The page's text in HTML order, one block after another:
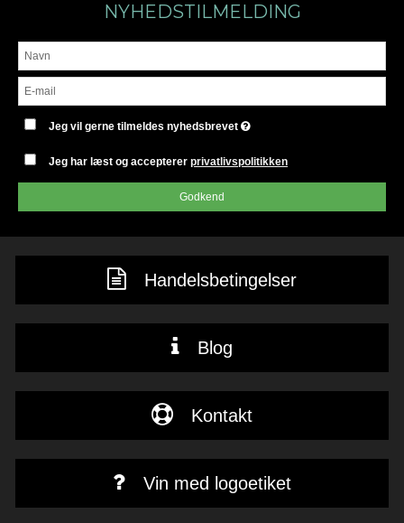
NYHEDSTILMELDING
Jeg vil gerne tilmeldes nyhedsbrevet
Jeg har læst og acceptererprivatlivspolitikken
Godkend
Handelsbetingelser
Blog
Kontakt
Vin med logoetiket